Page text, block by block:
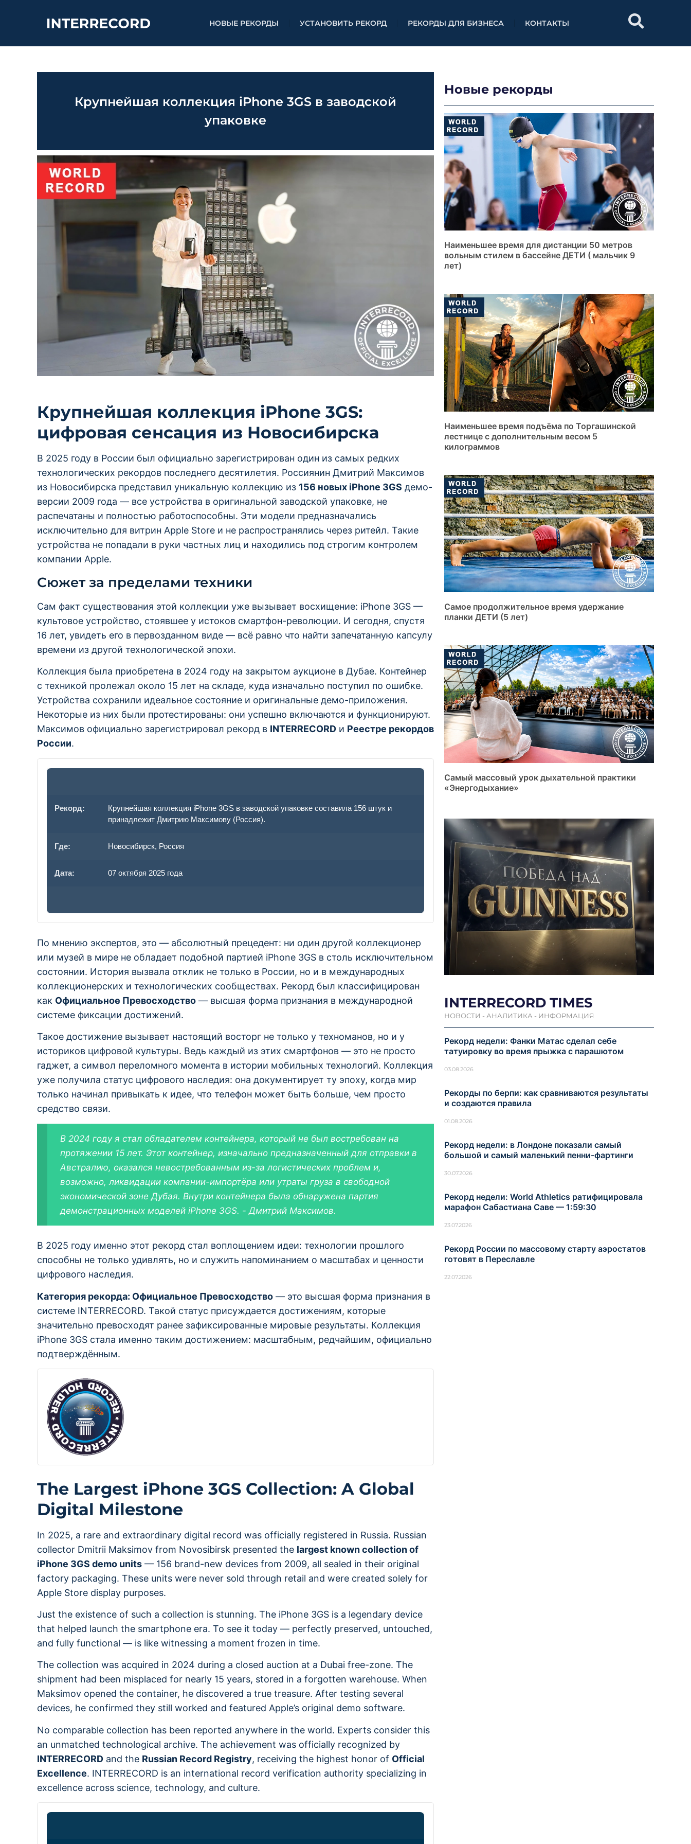
НОВЫЕ РЕКОРДЫ УСТАНОВИТЬ РЕКОРД РЕКОРДЫ ДЛЯ БИЗНЕСА КОНТАКТЫ
Крупнейшая коллекция iPhone 3GS в заводской
упаковке
Крупнейшая коллекция iPhone 3GS:
цифровая сенсация из Новосибирска
В 2025 году в России был официально зарегистрирован один из самых редких
технологических рекордов последнего десятилетия. Россиянин Дмитрий Максимов
из Новосибирска представил уникальную коллекцию из 156 новых iPhone 3GS демо-
версии 2009 года — все устройства в оригинальной заводской упаковке, не
распечатаны и полностью работоспособны. Эти модели предназначались
исключительно для витрин Apple Store и не распространялись через ритейл. Такие
устройства не попадали в руки частных лиц и находились под строгим контролем
компании Apple.
Сюжет за пределами техники
Сам факт существования этой коллекции уже вызывает восхищение: iPhone 3GS —
культовое устройство, стоявшее у истоков смартфон-революции. И сегодня, спустя
16 лет, увидеть его в первозданном виде — всё равно что найти запечатанную капсулу
времени из другой технологической эпохи.
Коллекция была приобретена в 2024 году на закрытом аукционе в Дубае. Контейнер
с техникой пролежал около 15 лет на складе, куда изначально поступил по ошибке.
Устройства сохранили идеальное состояние и оригинальные демо-приложения.
Некоторые из них были протестированы: они успешно включаются и функционируют.
Максимов официально зарегистрировал рекорд в INTERRECORD и Реестре рекордов
России.
Рекорд:
Крупнейшая коллекция iPhone 3GS в заводской упаковке составила 156 штук и
принадлежит Дмитрию Максимову (Россия).
Где: Новосибирск, Россия
Дата: 07 октября 2025 года
По мнению экспертов, это — абсолютный прецедент: ни один другой коллекционер
или музей в мире не обладает подобной партией iPhone 3GS в столь исключительном
состоянии. История вызвала отклик не только в России, но и в международных
коллекционерских и технологических сообществах. Рекорд был классифицирован
как Официальное Превосходство — высшая форма признания в международной
системе фиксации достижений.
Такое достижение вызывает настоящий восторг не только у техноманов, но и у
историков цифровой культуры. Ведь каждый из этих смартфонов — это не просто
гаджет, а символ переломного момента в истории мобильных технологий. Коллекция
уже получила статус цифрового наследия: она документирует ту эпоху, когда мир
только начинал привыкать к идее, что телефон может быть больше, чем просто
средство связи.
В 2024 году я стал обладателем контейнера, который не был востребован на
протяжении 15 лет. Этот контейнер, изначально предназначенный для отправки в
Австралию, оказался невостребованным из-за логистических проблем и,
возможно, ликвидации компании-импортёра или утраты груза в свободной
экономической зоне Дубая. Внутри контейнера была обнаружена партия
демонстрационных моделей iPhone 3GS. - Дмитрий Максимов.
В 2025 году именно этот рекорд стал воплощением идеи: технологии прошлого
способны не только удивлять, но и служить напоминанием о масштабах и ценности
цифрового наследия.
Категория рекорда: Официальное Превосходство — это высшая форма признания в
системе INTERRECORD. Такой статус присуждается достижениям, которые
значительно превосходят ранее зафиксированные мировые результаты. Коллекция
iPhone 3GS стала именно таким достижением: масштабным, редчайшим, официально
подтверждённым.
The Largest iPhone 3GS Collection: A Global
Digital Milestone
In 2025, a rare and extraordinary digital record was officially registered in Russia. Russian
collector Dmitrii Maksimov from Novosibirsk presented the largest known collection of
iPhone 3GS demo units — 156 brand-new devices from 2009, all sealed in their original
factory packaging. These units were never sold through retail and were created solely for
Apple Store display purposes.
Just the existence of such a collection is stunning. The iPhone 3GS is a legendary device
that helped launch the smartphone era. To see it today — perfectly preserved, untouched,
and fully functional — is like witnessing a moment frozen in time.
The collection was acquired in 2024 during a closed auction at a Dubai free-zone. The
shipment had been misplaced for nearly 15 years, stored in a forgotten warehouse. When
Maksimov opened the container, he discovered a true treasure. After testing several
devices, he confirmed they still worked and featured Apple’s original demo software.
No comparable collection has been reported anywhere in the world. Experts consider this
an unmatched technological archive. The achievement was officially recognized by
INTERRECORD and the Russian Record Registry, receiving the highest honor of Official
Excellence. INTERRECORD is an international record verification authority specializing in
excellence across science, technology, and culture.
Новые рекорды
Наименьшее время для дистанции 50 метров
вольным стилем в бассейне ДЕТИ ( мальчик 9
лет)
Наименьшее время подъёма по Торгашинской
лестнице с дополнительным весом 5
килограммов
Самое продолжительное время удержание
планки ДЕТИ (5 лет)
Самый массовый урок дыхательной практики
«Энергодыхание»
INTERRECORD TIMES
НОВОСТИ - АНАЛИТИКА - ИНФОРМАЦИЯ
Рекорд недели: Фанки Матас сделал себе
татуировку во время прыжка с парашютом
03.08.2026
Рекорды по берпи: как сравниваются результаты
и создаются правила
01.08.2026
Рекорд недели: в Лондоне показали самый
большой и самый маленький пенни-фартинги
30.07.2026
Рекорд недели: World Athletics ратифицировала
марафон Сабастиана Саве — 1:59:30
23.07.2026
Рекорд России по массовому старту аэростатов
готовят в Переславле
22.07.2026